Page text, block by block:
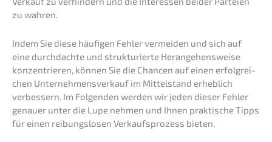
zu wahren.
Indem Sie diese häufi­gen Fehler vermei­den und sich auf
eine durch­dach­te und struk­tu­rier­te Heran­ge­hens­wei­se
konzen­trie­ren, können Sie die Chancen auf einen erfolg­rei­
chen Unter­nehmens­verkauf im Mittel­stand erheb­lich
verbes­sern. Im Folgen­den werden wir jeden dieser Fehler
genau­er unter die Lupe nehmen und Ihnen prakti­sche Tipps
für einen reibungs­lo­sen Verkaufs­pro­zess bieten.